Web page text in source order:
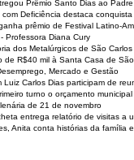
Prêmio Santo Dias ao
Deficiência destaca
prêmio de Festival Latino-
Professora Diana Cury
dos Metalúrgicos de São
de R$40 mil à Santa Casa de
Mercado e Gestão
Luiz Carlos Dias participam de
turno o orçamento
de 21 de novembro
entrega relatório de visitas a
Anita conta histórias da família